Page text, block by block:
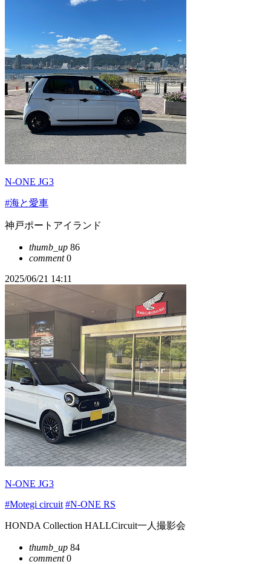
N-ONE JG3
#海と愛車
神戸ポートアイランド
thumb_up 86
comment0
2025/06/21 14:11
N-ONE JG3
#Motegi circuit #N-ONE RS
HONDA Collection HALLCircuit一人撮影会
thumb_up 84
comment0